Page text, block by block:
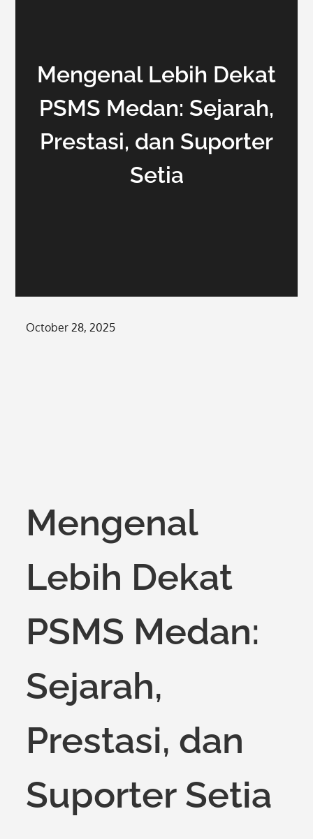
Mengenal Lebih Dekat
PSMS Medan: Sejarah,
Prestasi, dan Suporter
Setia
Posted
October 28, 2025
Mengenal
Lebih Dekat
PSMS Medan:
Sejarah,
Prestasi, dan
Suporter Setia